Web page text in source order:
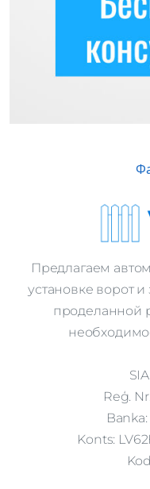
Предлагаем
установке ворот
проделанной
Reģ.
Konts: